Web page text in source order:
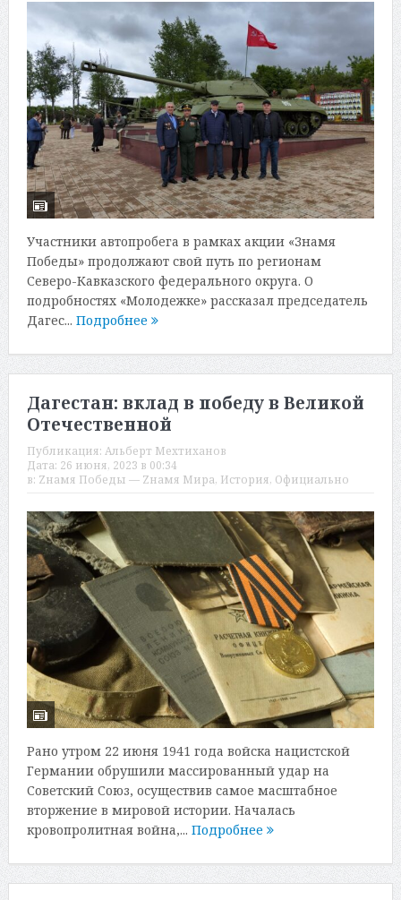
Участники автопробега в рамках акции «Знамя
Победы» продолжают свой путь по регионам
Северо-Кавказского федерального округа. О
подробностях «Молодежке» рассказал председатель
Дагес... Подробнее
Дагестан: вклад в победу в Великой
Отечественной
Публикация: Альберт Мехтиханов
Дата: 26 июня, 2023 в 00:34
в: Zнамя Победы — Zнамя Мира, История, Официально
Рано утром 22 июня 1941 года войска нацистской
Германии обрушили массированный удар на
Советский Союз, осуществив самое масштабное
вторжение в мировой истории. Началась
кровопролитная война,... Подробнее